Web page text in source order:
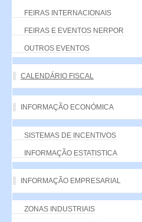
FEIRAS INTERNACIONAIS
FEIRAS E EVENTOS NERPOR
OUTROS EVENTOS
CALENDÁRIO FISCAL
INFORMAÇÃO ECONÓMICA
SISTEMAS DE INCENTIVOS
INFORMAÇÃO ESTATISTICA
INFORMAÇÃO EMPRESARIAL
ZONAS INDUSTRIAIS